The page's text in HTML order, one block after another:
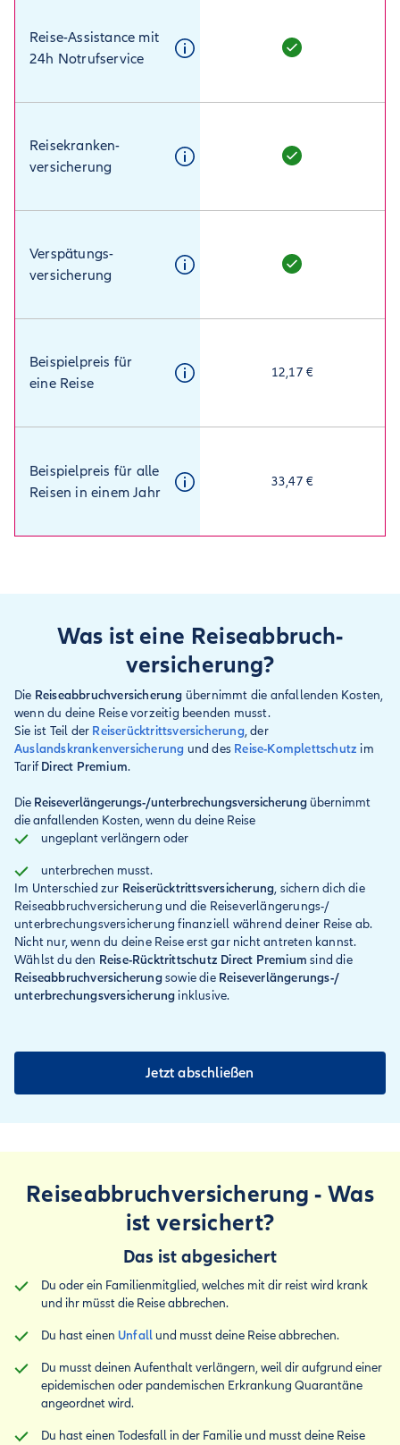
Reise-Assistance mit
24h Notrufservice
Reisekranken­
versicherung
Verspätungs­
versicherung
Beispielpreis für
eine Reise
Beispielpreis für alle
Reisen in einem Jahr
12,17 €
33,47 €
Was ist eine Reiseabbruch­
versicherung?
Die Reiseabbruchversicherung übernimmt die anfallenden Kosten,
wenn du deine Reise vorzeitig beenden musst.
Sie ist Teil der Reiserücktrittsversicherung, der
Auslandskrankenversicherung und des Reise-Komplettschutz im
TarifDirect Premium.
Die Reiseverlängerungs-/unterbrechungsversicherungübernimmt
die anfallenden Kosten, wenn du deine Reise
ungeplant verlängern oder
unterbrechen musst.
Im Unterschied zur Reiserücktrittsversicherung, sichern dich die
Reiseabbruchversicherung und die Reiseverlängerungs-/
unterbrechungsversicherung finanziell während deiner Reise ab.
Nicht nur, wenn du deine Reise erst gar nicht antreten kannst.
Wählst du den Reise-Rücktrittschutz Direct Premium sind die
Reiseabbruchversicherungsowie die Reiseverlängerungs-/
unterbrechungsversicherung inklusive.
Jetzt abschließen
Reiseabbruch­versicherung - Was
ist versichert?
Das ist abgesichert
Du oder ein Familienmitglied, welches mit dir reist wird krank
und ihr müsst die Reise abbrechen.
Du hast einen Unfallund musst deine Reise abbrechen.
Du musst deinen Aufenthalt verlängern, weil dir aufgrund einer
epidemischen oder pandemischen Erkrankung Quarantäne
angeordnet wird.
Du hast einen Todesfall in der Familie und musst deine Reise